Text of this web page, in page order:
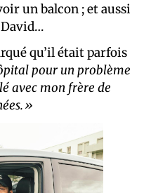
un balcon ; et aussi
David…
qu’il était parfois
pour un problème
avec mon frère de